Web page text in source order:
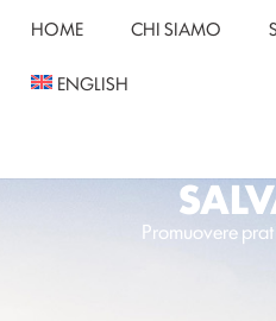
HOME CHI SIAMO
ENGLISH
Promuovere